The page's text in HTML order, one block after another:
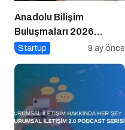
Anadolu Bilişim
Buluşmaları 2026
Danışma Kurulu Güçlü
Başladı
Startup 9 ay önce